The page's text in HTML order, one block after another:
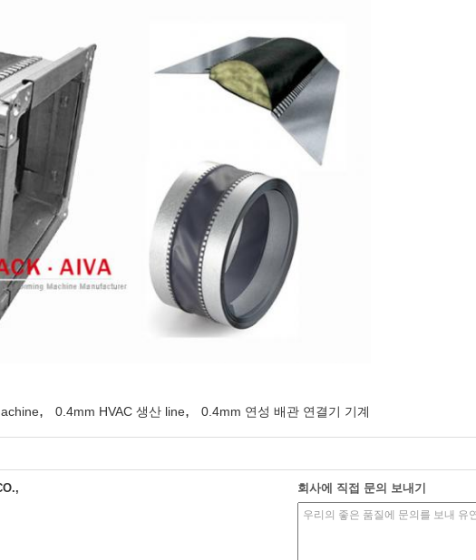
, 0.4mm HVAC 생산 line, 0.4mm 연성 배관 연결기 기계
회사에 직접 문의 보내기